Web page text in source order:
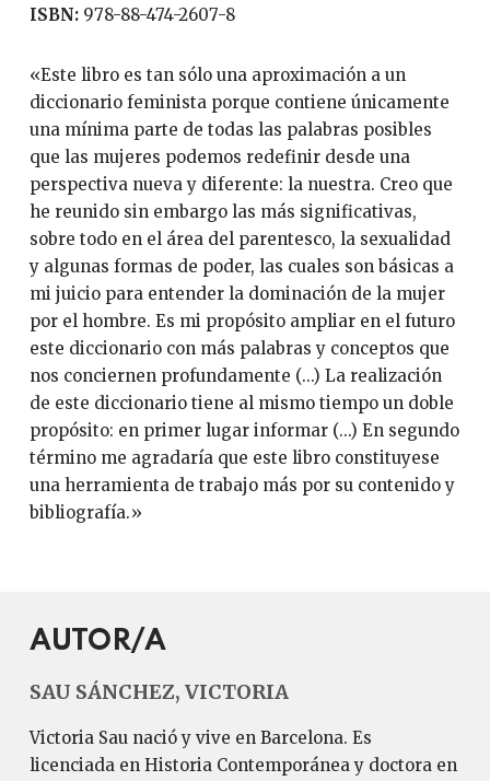
ISBN: 978-88-474-2607-8
«Este libro es tan sólo una aproximación a un
diccionario feminista porque contiene únicamente
una mínima parte de todas las palabras posibles
que las mujeres podemos redefinir desde una
perspectiva nueva y diferente: la nuestra. Creo que
he reunido sin embargo las más significativas,
sobre todo en el área del parentesco, la sexualidad
y algunas formas de poder, las cuales son básicas a
mi juicio para entender la dominación de la mujer
por el hombre. Es mi propósito ampliar en el futuro
este diccionario con más palabras y conceptos que
nos conciernen profundamente (...) La realización
de este diccionario tiene al mismo tiempo un doble
propósito: en primer lugar informar (...) En segundo
término me agradaría que este libro constituyese
una herramienta de trabajo más por su contenido y
bibliografía.»
AUTOR/A
SAU SÁNCHEZ, VICTORIA
Victoria Sau nació y vive en Barcelona. Es
licenciada en Historia Contemporánea y doctora en